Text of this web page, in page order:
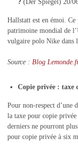
? (Der Spiegel) 20/
Hallstatt est en émoi. Ce
patrimoine mondial de
vulgaire polo Nike dans
Source : Blog
Copie privée : taxe
Pour non-respect d’une
la taxe pour copie privée
derniers ne pourront
pour copie privée à six